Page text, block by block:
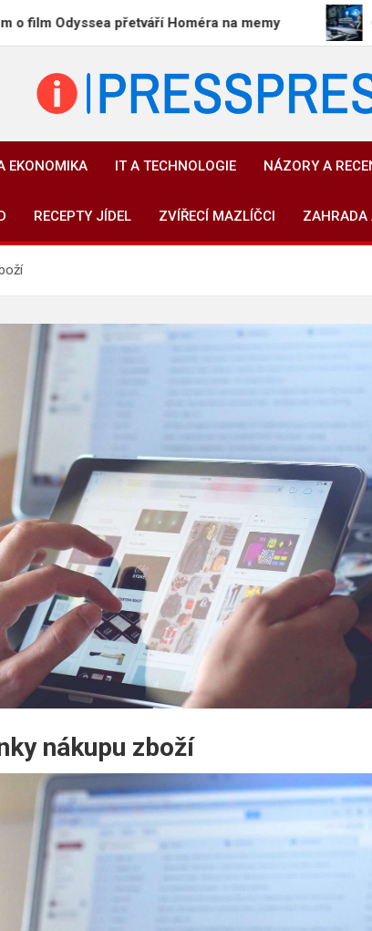
přetváří Homéra na memy Čína
PressPress.cz
EKONOMIKA IT A TECHNOLOGIE NÁZORY A
RECEPTY JÍDEL ZVÍŘECÍ MAZLÍČCI ZAHRADA
nákupu zboží